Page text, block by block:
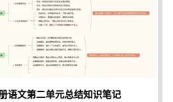
语文第二单元总结知识笔记